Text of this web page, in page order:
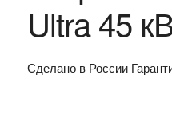
Ultra 45
Сделано в России